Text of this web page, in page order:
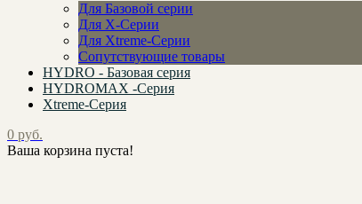
Для Базовой серии
Для X-Серии
Для Xtreme-Серии
Сопутствующие товары
HYDRO - Базовая серия
HYDROMAX -Серия
Xtreme-Серия
0 руб.
Ваша корзина пуста!